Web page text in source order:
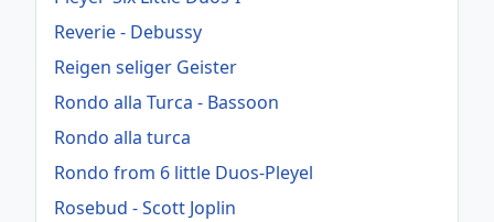
Reverie - Debussy
Reigen seliger Geister
Rondo alla Turca - Bassoon
Rondo alla turca
Rondo from 6 little Duos-Pleyel
Rosebud - Scott Joplin